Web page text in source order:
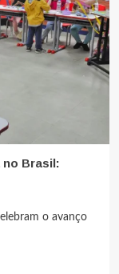
no Brasil:
o avanço